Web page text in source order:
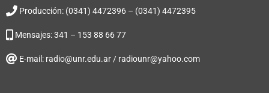
Producción: (0341) 4472396 – (0341) 4472395
Mensajes: 341 – 153 88 66 77
E-mail: radio@unr.edu.ar / radiounr@yahoo.com